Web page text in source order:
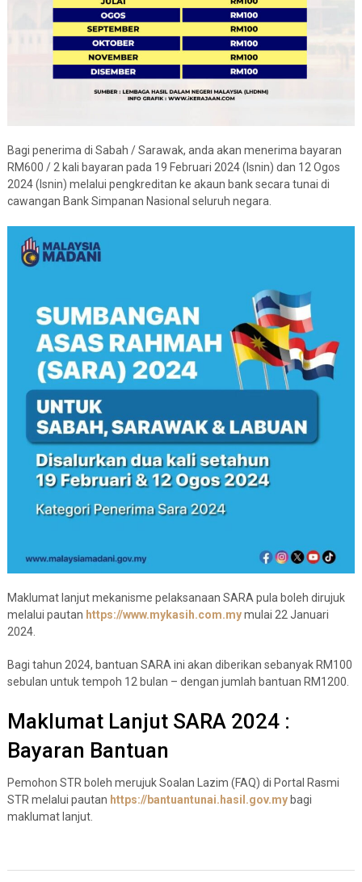
Bagi penerima di Sabah / Sarawak, anda akan menerima bayaran
RM600 / 2 kali bayaran pada 19 Februari 2024 (Isnin) dan 12 Ogos
2024 (Isnin) melalui pengkreditan ke akaun bank secara tunai di
cawangan Bank Simpanan Nasional seluruh negara.
Maklumat lanjut mekanisme pelaksanaan SARA pula boleh dirujuk
melalui pautan https://www.mykasih.com.mymulai 22 Januari
2024.
Bagi tahun 2024, bantuan SARA ini akan diberikan sebanyak RM100
sebulan untuk tempoh 12 bulan – dengan jumlah bantuan RM1200.
Maklumat Lanjut SARA 2024 :
Bayaran Bantuan
Pemohon STR boleh merujuk Soalan Lazim (FAQ) di Portal Rasmi
STR melalui pautan https://bantuantunai.hasil.gov.mybagi
maklumat lanjut.